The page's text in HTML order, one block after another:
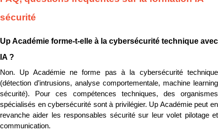
sécurité
Up Académie forme-t-elle à la cybersécurité technique avec
IA ?
Non. Up Académie ne forme pas à la cybersécurité technique
(détection d’intrusions, analyse comportementale, machine learning
sécurité). Pour ces compétences techniques, des organismes
spécialisés en cybersécurité sont à privilégier. Up Académie peut en
revanche aider les responsables sécurité sur leur volet pilotage et
communication.